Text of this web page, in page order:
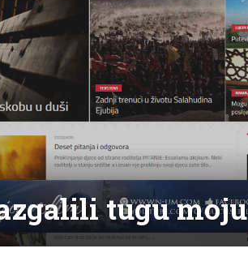
tugu moju